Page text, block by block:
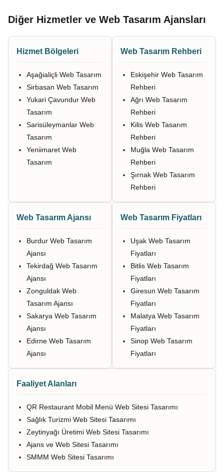
Diğer Hizmetler ve Web Tasarım Ajansları
Hizmet Bölgeleri
Aşağialiçli Web Tasarım
Sirbasan Web Tasarım
Yukari Çavundur Web
Tasarım
Sarisüleymanlar Web
Tasarım
Yeniimaret Web
Tasarım
Web Tasarım Rehberi
Eskişehir Web Tasarım
Rehberi
Ağrı Web Tasarım
Rehberi
Kilis Web Tasarım
Rehberi
Muğla Web Tasarım
Rehberi
Şırnak Web Tasarım
Rehberi
Web Tasarım Ajansı
Burdur Web Tasarım
Ajansı
Tekirdağ Web Tasarım
Ajansı
Zonguldak Web
Tasarım Ajansı
Sakarya Web Tasarım
Ajansı
Edirne Web Tasarım
Ajansı
Web Tasarım Fiyatları
Uşak Web Tasarım
Fiyatları
Bitlis Web Tasarım
Fiyatları
Giresun Web Tasarım
Fiyatları
Malatya Web Tasarım
Fiyatları
Sinop Web Tasarım
Fiyatları
Faaliyet Alanları
QR Restaurant Mobil Menü Web Sitesi Tasarımı
Sağlık Turizmi Web Sitesi Tasarımı
Zeytinyağı Üretimi Web Sitesi Tasarımı
Ajans ve Web Sitesi Tasarımı
SMMM Web Sitesi Tasarımı